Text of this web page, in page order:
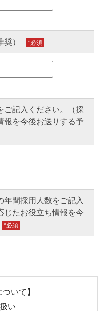
） *
ご記入ください。（採
報を今後お送りする予
年間採用人数をご記入
じたお役立ち情報を今
*
いて】
い